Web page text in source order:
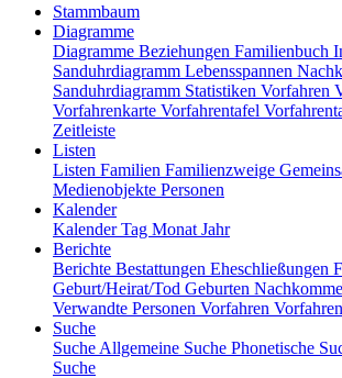
Stammbaum
Diagramme
Diagramme Beziehungen Familienbuch
Sanduhrdiagramm Lebensspannen
Sanduhrdiagramm Statistiken Vorfahren
Vorfahrenkarte Vorfahrentafel
Zeitleiste
Listen
Listen Familien Familienzweige
Medienobjekte Personen
Kalender
KalenderTag Monat Jahr
Berichte
Berichte Bestattungen Eheschließungen
Geburt/Heirat/Tod Geburten
Verwandte Personen Vorfahren
Suche
Suche Allgemeine Suche Phonetische
Suche